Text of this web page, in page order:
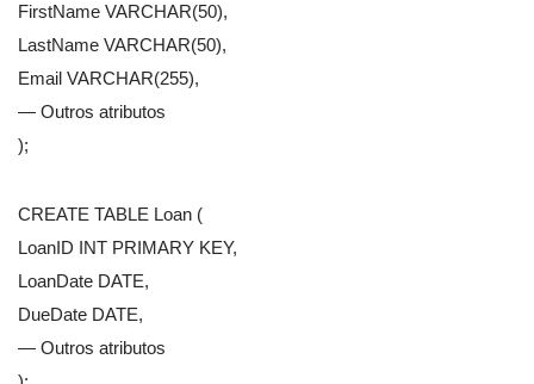
FirstName VARCHAR(50),
LastName VARCHAR(50),
Email VARCHAR(255),
— Outros atributos
);
CREATE TABLE Loan (
LoanID INT PRIMARY KEY,
LoanDate DATE,
DueDate DATE,
— Outros atributos